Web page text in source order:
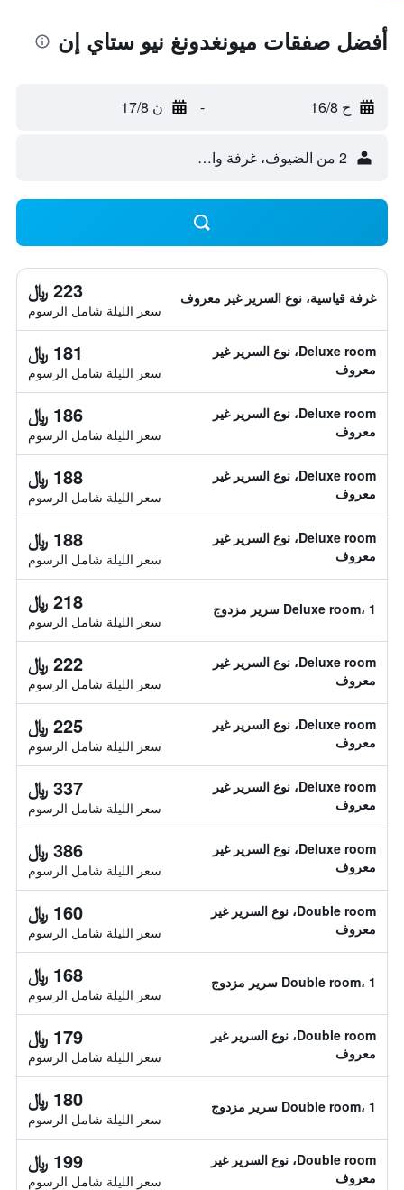
أفضل صفقات ميونغدونغ نيو ستاي إن
ح 16/8 - ن 17/8
2 من الضيوف، غرفة واحدة
غرفة قياسية، نوع السرير غير معروف 223 ﷼
سعر الليلة شامل الرسوم
Deluxe room، نوع السرير غير
معروف
181 ﷼
سعر الليلة شامل الرسوم
Deluxe room، نوع السرير غير
معروف
186 ﷼
سعر الليلة شامل الرسوم
Deluxe room، نوع السرير غير
معروف
188 ﷼
سعر الليلة شامل الرسوم
Deluxe room، نوع السرير غير
معروف
188 ﷼
سعر الليلة شامل الرسوم
Deluxe room، 1 سرير مزدوج 218 ﷼
سعر الليلة شامل الرسوم
Deluxe room، نوع السرير غير
معروف
222 ﷼
سعر الليلة شامل الرسوم
Deluxe room، نوع السرير غير
معروف
225 ﷼
سعر الليلة شامل الرسوم
Deluxe room، نوع السرير غير
معروف
337 ﷼
سعر الليلة شامل الرسوم
Deluxe room، نوع السرير غير
معروف
386 ﷼
سعر الليلة شامل الرسوم
Double room، نوع السرير غير
معروف
160 ﷼
سعر الليلة شامل الرسوم
Double room، 1 سرير مزدوج 168 ﷼
سعر الليلة شامل الرسوم
Double room، نوع السرير غير
معروف
179 ﷼
سعر الليلة شامل الرسوم
Double room، 1 سرير مزدوج 180 ﷼
سعر الليلة شامل الرسوم
Double room، نوع السرير غير
معروف
199 ﷼
سعر الليلة شامل الرسوم